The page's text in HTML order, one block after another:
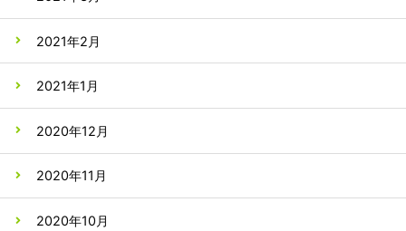
2021年2月
2021年1月
2020年12月
2020年11月
2020年10月